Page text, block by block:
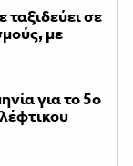
σε
με
για το 5ο